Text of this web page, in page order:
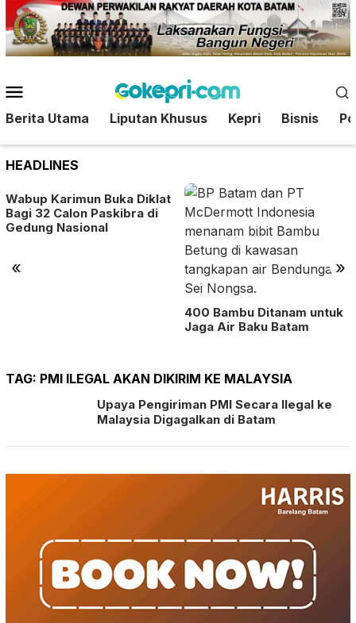
Loncat
ke
konten
Mobile
Berita Utama Liputan Khusus Kepri Bisnis
HEADLINES
« »
Wabup Karimun Buka Diklat
Bagi 32 Calon Paskibra di
Gedung Nasional
400 Bambu Ditanam untuk
Jaga Air Baku Batam
TAG: PMI ILEGAL AKAN DIKIRIM KE MALAYSIA
Upaya Pengiriman PMI Secara Ilegal ke
Malaysia Digagalkan di Batam